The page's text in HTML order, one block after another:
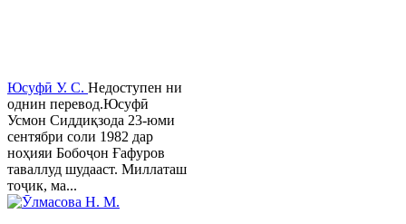
Юсуфӣ У. C. Недоступен ни
однин перевод.Юсуфӣ
Усмон Сиддиқзода 23-юми
сентябри соли 1982 дар
ноҳияи Бобоҷон Ғафуров
таваллуд шудааст. Миллаташ
тоҷик, ма...